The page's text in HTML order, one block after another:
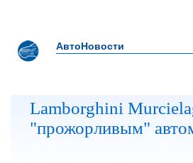
АвтоНовости
Lamborghini
"прожорливым"